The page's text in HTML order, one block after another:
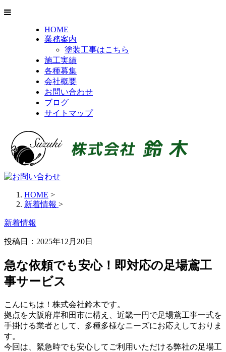
HOME
業務案内
塗装工事はこちら
施工実績
各種募集
会社概要
お問い合わせ
ブログ
サイトマップ
HOME >
新着情報 >
新着情報
投稿日： 2025年12月20日
急な依頼でも安心！即対応の足場鳶工
事サービス
こんにちは！株式会社鈴木です。
拠点を大阪府岸和田市に構え、近畿一円で足場鳶工事一式を
手掛ける業者として、多種多様なニーズにお応えしておりま
す。
今回は、緊急時でも安心してご利用いただける弊社の足場工